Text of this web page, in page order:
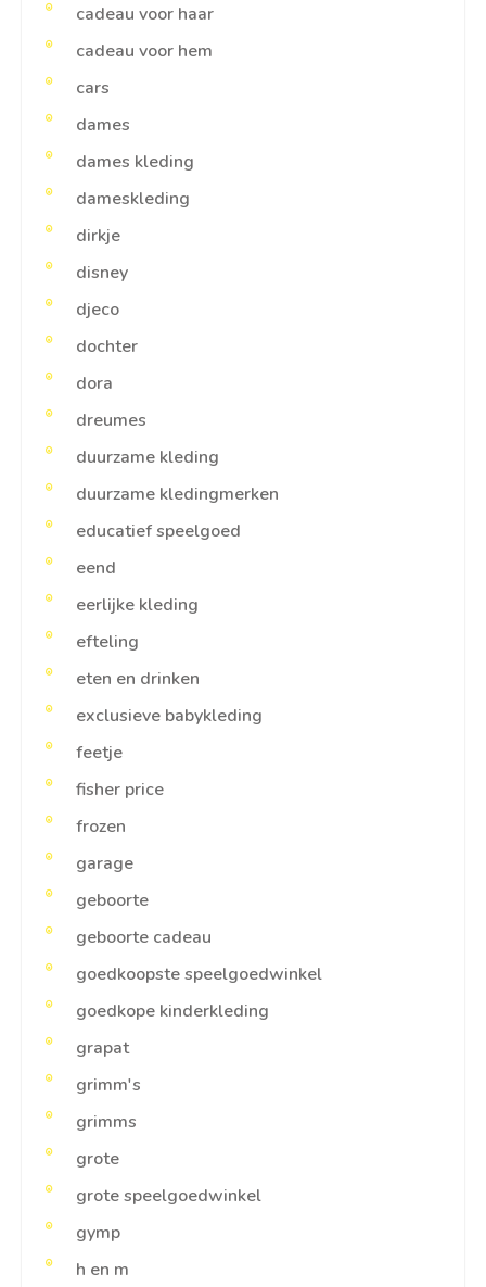
cadeau voor haar
cadeau voor hem
cars
dames
dames kleding
dameskleding
dirkje
disney
djeco
dochter
dora
dreumes
duurzame kleding
duurzame kledingmerken
educatief speelgoed
eend
eerlijke kleding
efteling
eten en drinken
exclusieve babykleding
feetje
fisher price
frozen
garage
geboorte
geboorte cadeau
goedkoopste speelgoedwinkel
goedkope kinderkleding
grapat
grimm's
grimms
grote
grote speelgoedwinkel
gymp
h en m